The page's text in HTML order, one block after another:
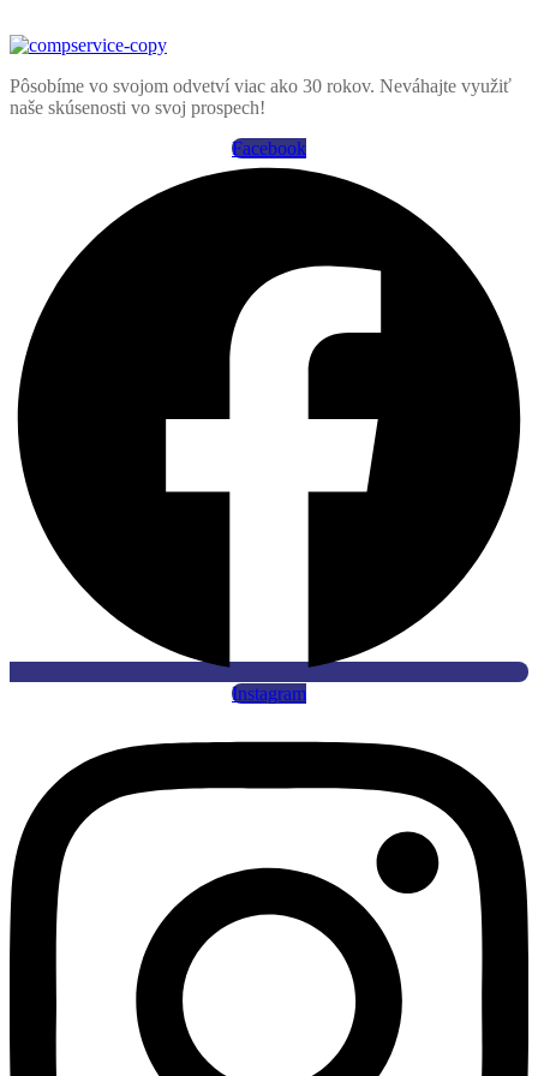
Pôsobíme vo svojom odvetví viac ako 30 rokov. Neváhajte využiť
naše skúsenosti vo svoj prospech!
Facebook
Instagram